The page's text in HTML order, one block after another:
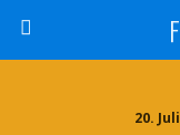
20.